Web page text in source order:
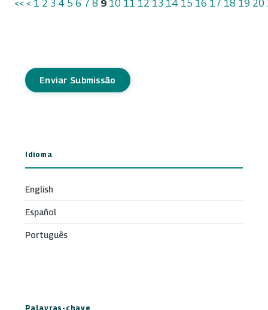
<< < 1 2 3 4 5 6 7 8 9 10 11 12 13 14 15 16 17 18 19 20
Enviar Submissão
Idioma
English
Español
Português
Palavras-chave